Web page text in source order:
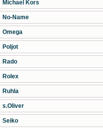
Michael Kors
No-Name
Omega
Poljot
Rado
Rolex
Ruhla
s.Oliver
Seiko